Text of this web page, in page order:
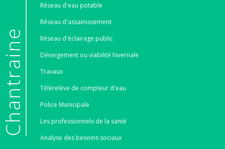
e
Réseau d'eau potable
Réseau d'assainissement
Réseau d'éclairage public
Déneigement ou viabilité hivernale
Travaux
Télérelève de compteur d'eau
Police Municipale
Les professionnels de la santé
Analyse des besoins sociaux